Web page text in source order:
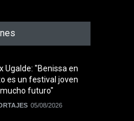
Ugalde: "Benissa en
es un festival joven
futuro"
05/08/2026